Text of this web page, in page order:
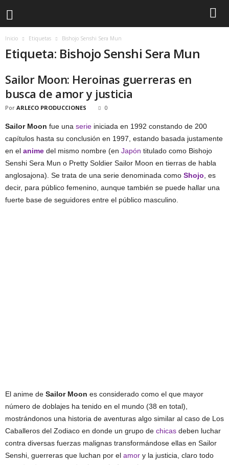
Inicio Etiquetas Bishojo Senshi Sera Mun
Etiqueta: Bishojo Senshi Sera Mun
Sailor Moon: Heroinas guerreras en
busca de amor y justicia
Por ARLECO PRODUCCIONES 0
Sailor Moon fue una serie iniciada en 1992 constando de 200
capítulos hasta su conclusión en 1997, estando basada justamente
en el anime del mismo nombre (en Japón titulado como Bishojo
Senshi Sera Mun o Pretty Soldier Sailor Moon en tierras de habla
anglosajona). Se trata de una serie denominada como Shojo , es
decir, para público femenino, aunque también se puede hallar una
fuerte base de seguidores entre el público masculino.
El anime de Sailor Moon es considerado como el que mayor
número de doblajes ha tenido en el mundo (38 en total),
mostrándonos una historia de aventuras algo similar al caso de Los
Caballeros del Zodiaco en donde un grupo de chicas deben luchar
contra diversas fuerzas malignas transformándose ellas en Sailor
Senshi, guerreras que luchan por el amor y la justicia, claro todo